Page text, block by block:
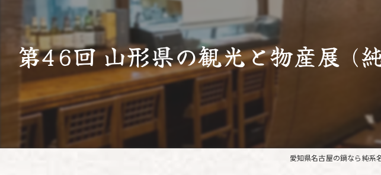
第46回 山形県の観光と物産展 (
愛知県名古屋の鍋なら純系